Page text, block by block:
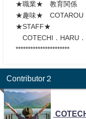
★職業★ 教育関係
★趣味★ COTAROU
★STAFF★
COTECHI．HARU
**********************
Contributor２